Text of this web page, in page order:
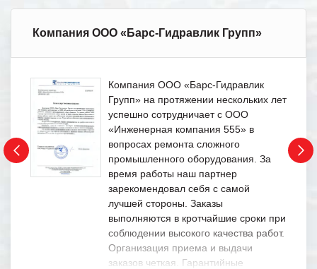
Компания ООО «Барс-Гидравлик Групп»
Компания ООО «Барс-Гидравлик
Групп» на протяжении нескольких лет
успешно сотрудничает с ООО
«Инженерная компания 555» в
вопросах ремонта сложного
промышленного оборудования. За
время работы наш партнер
зарекомендовал себя с самой
лучшей стороны. Заказы
выполняются в кротчайшие сроки при
соблюдении высокого качества работ.
Организация приема и выдачи
заказов четкая. Гарантийные